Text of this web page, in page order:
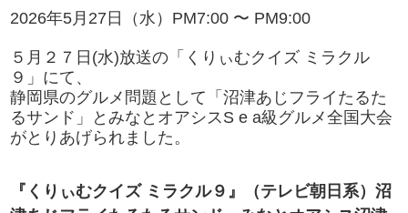
2026年5月27日（水）PM7:00 〜 PM9:00
５月２７日(水)放送の「くりぃむクイズ ミラクル
９」にて、
静岡県のグルメ問題として「沼津あじフライたるた
るサンド」とみなとオアシスS e a級グルメ全国大会
がとりあげられました。
『くりぃむクイズ ミラクル９』（テレビ朝日系）沼